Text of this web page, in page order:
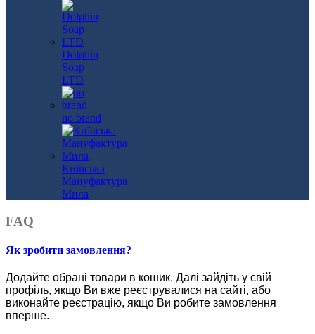
Dolphin
Soap
LTD
no brand
Київська
Мануфактура
Мила
FAQ
Як зробити замовлення?
Додайте обрані товари в кошик. Далі зайдіть у свій
профіль, якщо Ви вже реєструвалися на сайті, або
виконайте реєстрацію, якщо Ви робите замовлення
вперше.